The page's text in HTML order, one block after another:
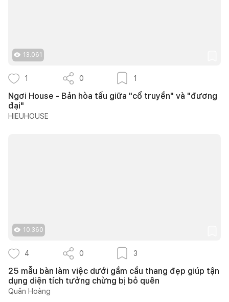
13.061
1 0 1
Ngơi House - Bản hòa tấu giữa "cổ truyền" và "đương
đại"
HIEUHOUSE
10.360
4 0 3
25 mẫu bàn làm việc dưới gầm cầu thang đẹp giúp tận
dụng diện tích tưởng chừng bị bỏ quên
Quân Hoàng